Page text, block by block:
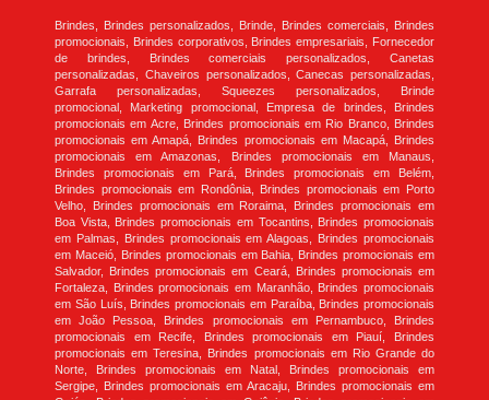
Brindes, Brindes personalizados, Brinde, Brindes comerciais, Brindes
promocionais, Brindes corporativos, Brindes empresariais, Fornecedor
de brindes, Brindes comerciais personalizados, Canetas
personalizadas, Chaveiros personalizados, Canecas personalizadas,
Garrafa personalizadas, Squeezes personalizados, Brinde
promocional, Marketing promocional, Empresa de brindes, Brindes
promocionais em Acre, Brindes promocionais em Rio Branco, Brindes
promocionais em Amapá, Brindes promocionais em Macapá, Brindes
promocionais em Amazonas, Brindes promocionais em Manaus,
Brindes promocionais em Pará, Brindes promocionais em Belém,
Brindes promocionais em Rondônia, Brindes promocionais em Porto
Velho, Brindes promocionais em Roraima, Brindes promocionais em
Boa Vista, Brindes promocionais em Tocantins, Brindes promocionais
em Palmas, Brindes promocionais em Alagoas, Brindes promocionais
em Maceió, Brindes promocionais em Bahia, Brindes promocionais em
Salvador, Brindes promocionais em Ceará, Brindes promocionais em
Fortaleza, Brindes promocionais em Maranhão, Brindes promocionais
em São Luís, Brindes promocionais em Paraíba, Brindes promocionais
em João Pessoa, Brindes promocionais em Pernambuco, Brindes
promocionais em Recife, Brindes promocionais em Piauí, Brindes
promocionais em Teresina, Brindes promocionais em Rio Grande do
Norte, Brindes promocionais em Natal, Brindes promocionais em
Sergipe, Brindes promocionais em Aracaju, Brindes promocionais em